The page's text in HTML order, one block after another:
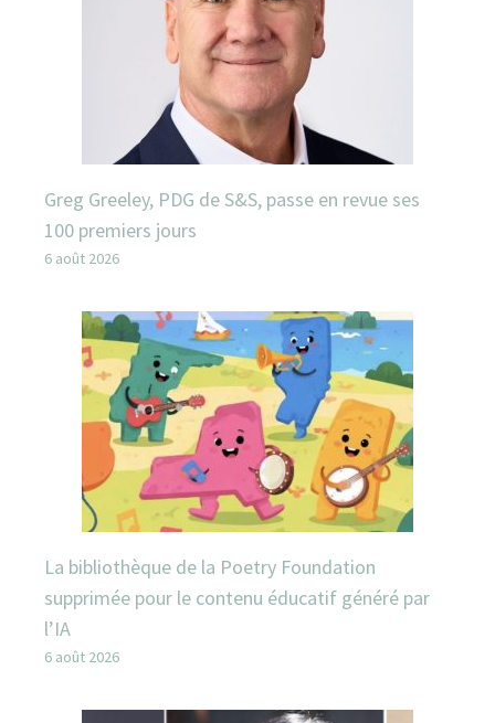
Greg Greeley, PDG de S&S, passe en revue ses
100 premiers jours
6 août 2026
La bibliothèque de la Poetry Foundation
supprimée pour le contenu éducatif généré par
l’IA
6 août 2026